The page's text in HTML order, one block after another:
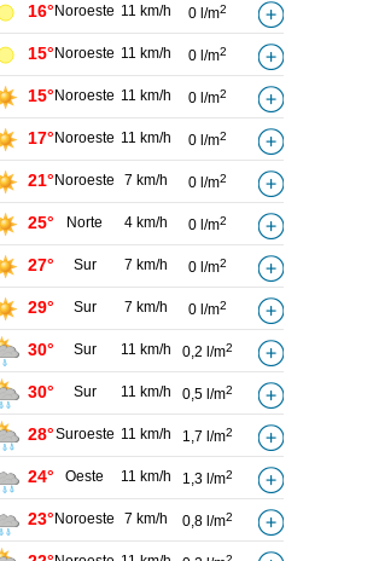
16° Noroeste 11 km/h 0 l/m2
15° Noroeste 11 km/h 0 l/m2
15° Noroeste 11 km/h 0 l/m2
17° Noroeste 11 km/h 0 l/m2
21° Noroeste 7 km/h 0 l/m2
25° Norte 4 km/h 0 l/m2
27° Sur 7 km/h 0 l/m2
29° Sur 7 km/h 0 l/m2
30° Sur 11 km/h 0,2 l/m2
30° Sur 11 km/h 0,5 l/m2
28°Suroeste 11 km/h 1,7 l/m2
24° Oeste 11 km/h 1,3 l/m2
23° Noroeste 7 km/h 0,8 l/m2